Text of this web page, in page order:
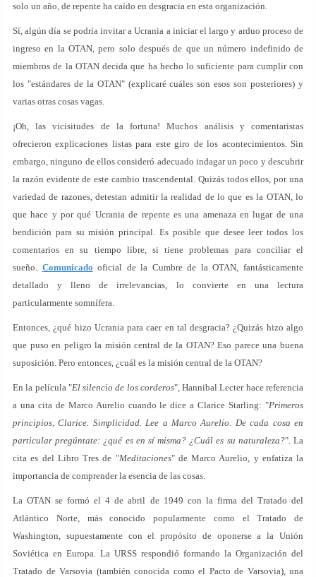
solo un año, de repente ha caído en desgracia en esta organización.
Sí, algún día se podría invitar a Ucrania a iniciar el largo y arduo proceso de
ingreso en la OTAN, pero solo después de que un número indefinido de
miembros de la OTAN decida que ha hecho lo suficiente para cumplir con
los "estándares de la OTAN" (explicaré cuáles son esos son posteriores) y
varias otras cosas vagas.
¡Oh, las vicisitudes de la fortuna! Muchos análisis y comentaristas
ofrecieron explicaciones listas para este giro de los acontecimientos. Sin
embargo, ninguno de ellos consideró adecuado indagar un poco y descubrir
la razón evidente de este cambio trascendental. Quizás todos ellos, por una
variedad de razones, detestan admitir la realidad de lo que es la OTAN, lo
que hace y por qué Ucrania de repente es una amenaza en lugar de una
bendición para su misión principal. Es posible que desee leer todos los
comentarios en su tiempo libre, si tiene problemas para conciliar el
sueño. Comunicado oficial de la Cumbre de la OTAN, fantásticamente
detallado y lleno de irrelevancias, lo convierte en una lectura
particularmente somnífera.
Entonces, ¿qué hizo Ucrania para caer en tal desgracia? ¿Quizás hizo algo
que puso en peligro la misión central de la OTAN? Eso parece una buena
suposición. Pero entonces, ¿cuál es la misión central de la OTAN?
En la película "El silencio de los corderos", Hannibal Lecter hace referencia
a una cita de Marco Aurelio cuando le dice a Clarice Starling: "Primeros
principios, Clarice. Simplicidad. Lee a Marco Aurelio. De cada cosa en
particular pregúntate: ¿qué es en sí misma? ¿Cuál es su naturaleza?". La
cita es del Libro Tres de "Meditaciones" de Marco Aurelio, y enfatiza la
importancia de comprender la esencia de las cosas.
La OTAN se formó el 4 de abril de 1949 con la firma del Tratado del
Atlántico Norte, más conocido popularmente como el Tratado de
Washington, supuestamente con el propósito de oponerse a la Unión
Soviética en Europa. La URSS respondió formando la Organización del
Tratado de Varsovia (también conocida como el Pacto de Varsovia), una